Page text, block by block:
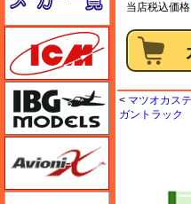
当店税込価格
< マツオカス
ガントラック
ICM
IBG